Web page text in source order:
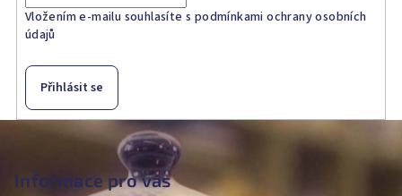
Vložením e-mailu souhlasíte s podmínkami ochrany osobních
údajů
Přihlásit se
Z
Informace pro vás